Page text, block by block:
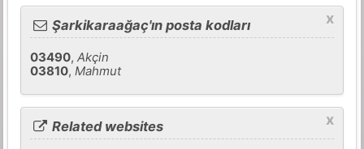
x
Şarkikaraağaç'ın posta kodları
03490,Akçin
03810,Mahmut
x
Related websites